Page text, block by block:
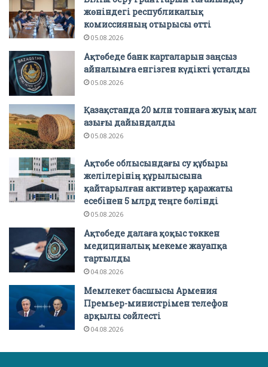
жөніндегі республикалық
комиссияның отырысы өтті
05.08.2026
Ақтөбеде банк карталарын заңсыз
айналымға енгізген күдікті ұсталды
05.08.2026
Қазақстанда 20 млн тоннаға жуық мал
азығы дайындалды
05.08.2026
Ақтөбе облысындағы су құбыры
желілерінің құрылысына
қайтарылған активтер қаражаты
есебінен 5 млрд теңге бөлінді
05.08.2026
Ақтөбеде далаға қоқыс төккен
медициналық мекеме жауапқа
тартылды
04.08.2026
Мемлекет басшысы Армения
Премьер-министрімен телефон
арқылы сөйлесті
04.08.2026